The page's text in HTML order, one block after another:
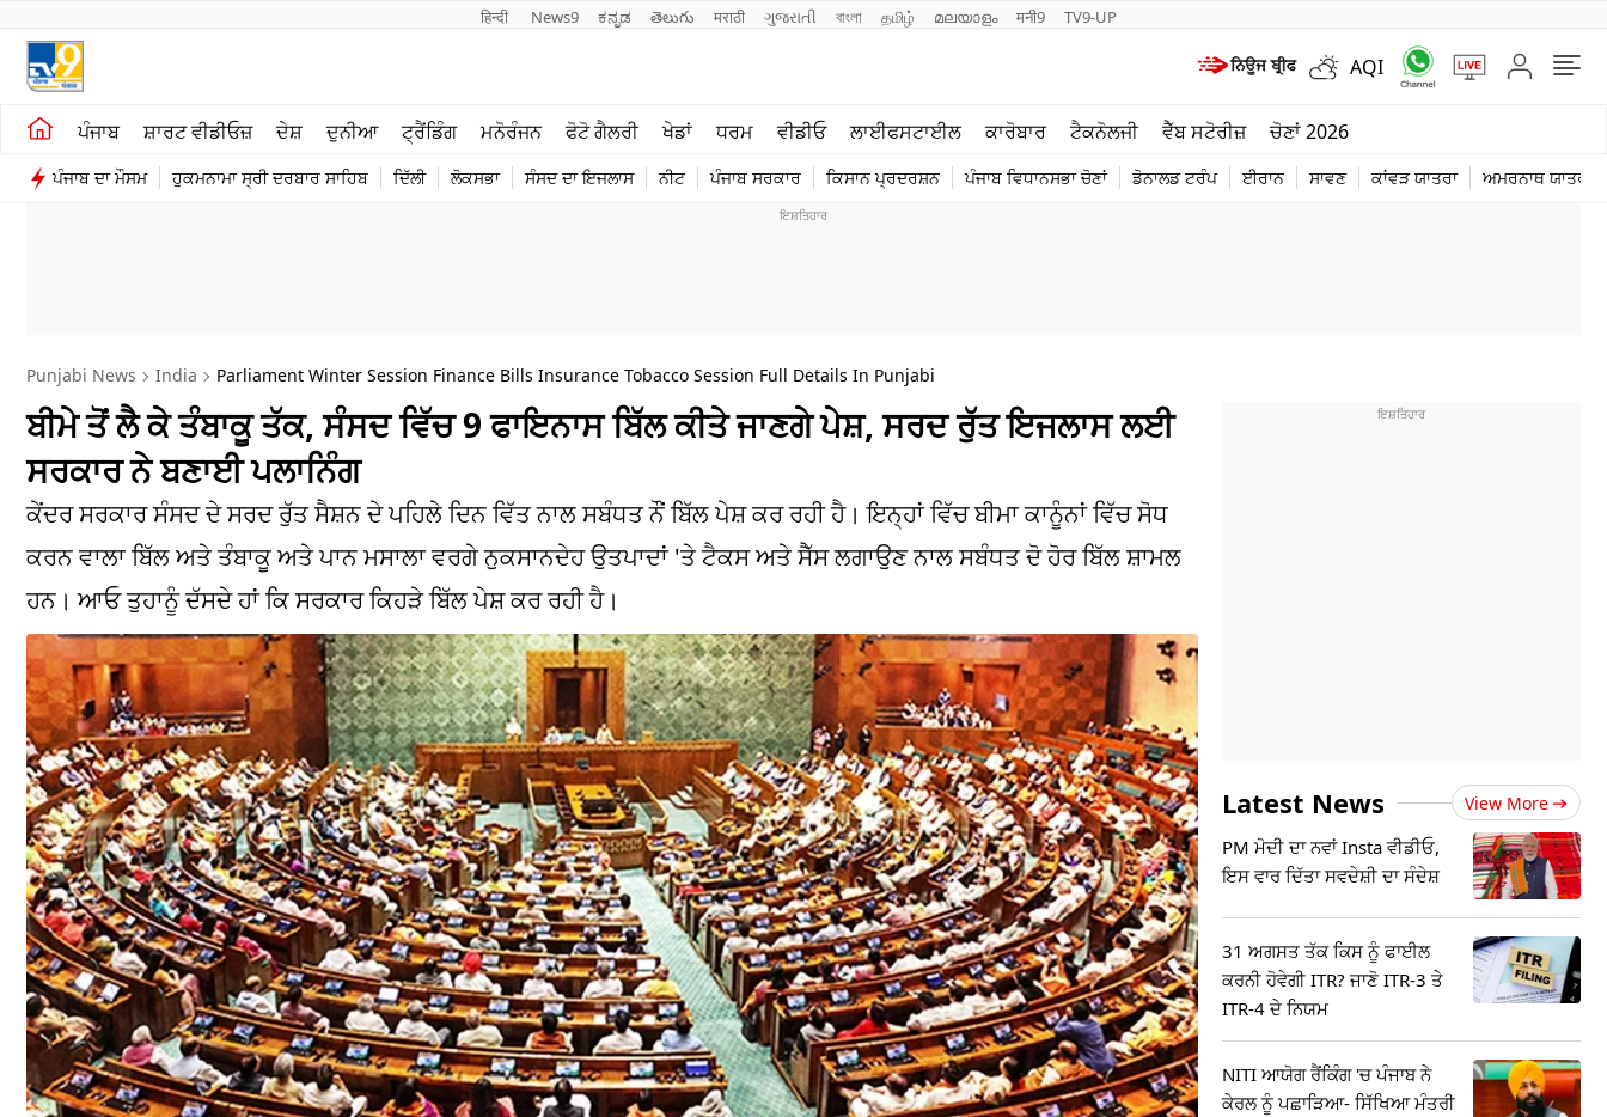
हिन्दी News9 ಕನ್ನಡ తెలుగు मराठी ગુજરાતી বাংলা தமிழ் മലയാളം मनी9 TV9-UP
AQI
ਪੰਜਾਬ ਸ਼ਾਰਟ ਵੀਡੀਓਜ਼ ਦੇਸ਼ ਦੁਨੀਆ ਟ੍ਰੈਂਡਿੰਗ ਮਨੋਰੰਜਨ ਫੋਟੋ ਗੈਲਰੀ ਖੇਡਾਂ ਧਰਮ ਵੀਡੀਓ ਲਾਈਫਸਟਾਈਲ ਕਾਰੋਬਾਰ ਟੈਕਨੋਲਜੀ ਵੈੱਬ ਸਟੋਰੀਜ਼ ਚੋਣਾਂ 2026
ਪੰਜਾਬ ਦਾ ਮੌਸਮ ਹੁਕਮਨਾਮਾ ਸ੍ਰੀ ਦਰਬਾਰ ਸਾਹਿਬ ਦਿੱਲੀ ਲੋਕਸਭਾ ਸੰਸਦ ਦਾ ਇਜਲਾਸ ਨੀਟ ਪੰਜਾਬ ਸਰਕਾਰ ਕਿਸਾਨ ਪ੍ਰਦਰਸ਼ਨ ਪੰਜਾਬ ਵਿਧਾਨਸਭਾ ਚੋਣਾਂ ਡੋਨਾਲਡ ਟਰੰਪ ਈਰਾਨ ਸਾਵਣ ਕਾਂਵੜ ਯਾਤਰਾ ਅਮਰਨਾਥ ਯਾਤਰਾ
ਖੇਤੀਬਾੜੀ
ਸ਼ਾਰਟ ਵੀਡੀਓਜ਼
ਮਨੋਰੰਜਨ
ਪੰਜਾਬ
ਟੈਕਨੋਲਜੀ
ਦੁਨੀਆ
Punjabi News India Parliament Winter Session Finance Bills Insurance Tobacco Session Full Details In Punjabi
ਬੀਮੇ ਤੋਂ ਲੈ ਕੇ ਤੰਬਾਕੂ ਤੱਕ, ਸੰਸਦ ਵਿੱਚ 9 ਫਾਇਨਾਸ ਬਿੱਲ ਕੀਤੇ ਜਾਣਗੇ ਪੇਸ਼, ਸਰਦ ਰੁੱਤ ਇਜਲਾਸ ਲਈ
ਸਰਕਾਰ ਨੇ ਬਣਾਈ ਪਲਾਨਿੰਗ
ਕੇਂਦਰ ਸਰਕਾਰ ਸੰਸਦ ਦੇ ਸਰਦ ਰੁੱਤ ਸੈਸ਼ਨ ਦੇ ਪਹਿਲੇ ਦਿਨ ਵਿੱਤ ਨਾਲ ਸਬੰਧਤ ਨੌਂ ਬਿੱਲ ਪੇਸ਼ ਕਰ ਰਹੀ ਹੈ। ਇਨ੍ਹਾਂ ਵਿੱਚ ਬੀਮਾ ਕਾਨੂੰਨਾਂ ਵਿੱਚ ਸੋਧ
ਕਰਨ ਵਾਲਾ ਬਿੱਲ ਅਤੇ ਤੰਬਾਕੂ ਅਤੇ ਪਾਨ ਮਸਾਲਾ ਵਰਗੇ ਨੁਕਸਾਨਦੇਹ ਉਤਪਾਦਾਂ 'ਤੇ ਟੈਕਸ ਅਤੇ ਸੈੱਸ ਲਗਾਉਣ ਨਾਲ ਸਬੰਧਤ ਦੋ ਹੋਰ ਬਿੱਲ ਸ਼ਾਮਲ
ਹਨ। ਆਓ ਤੁਹਾਨੂੰ ਦੱਸਦੇ ਹਾਂ ਕਿ ਸਰਕਾਰ ਕਿਹੜੇ ਬਿੱਲ ਪੇਸ਼ ਕਰ ਰਹੀ ਹੈ।
Latest News View More
PM ਮੋਦੀ ਦਾ ਨਵਾਂ Insta ਵੀਡੀਓ,
ਇਸ ਵਾਰ ਦਿੱਤਾ ਸਵਦੇਸ਼ੀ ਦਾ ਸੰਦੇਸ਼
31 ਅਗਸਤ ਤੱਕ ਕਿਸ ਨੂੰ ਫਾਈਲ
ਕਰਨੀ ਹੋਵੇਗੀ ITR? ਜਾਣੋ ITR-3 ਤੇ
ITR-4 ਦੇ ਨਿਯਮ
NITI ਆਯੋਗ ਰੈਂਕਿੰਗ 'ਚ ਪੰਜਾਬ ਨੇ
ਕੇਰਲ ਨੂੰ ਪਛਾੜਿਆ- ਸਿੱਖਿਆ ਮੰਤਰੀ